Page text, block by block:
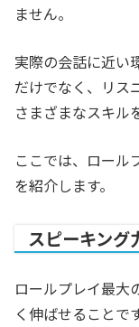
ません。
実際の会話に近い
だけでなく、リス
さまざまなスキル
ここでは、ロール
を紹介します。
スピーキング
ロールプレイ最大
く伸ばせることです